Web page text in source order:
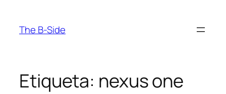
contenido
The B-Side
Etiqueta: nexus one